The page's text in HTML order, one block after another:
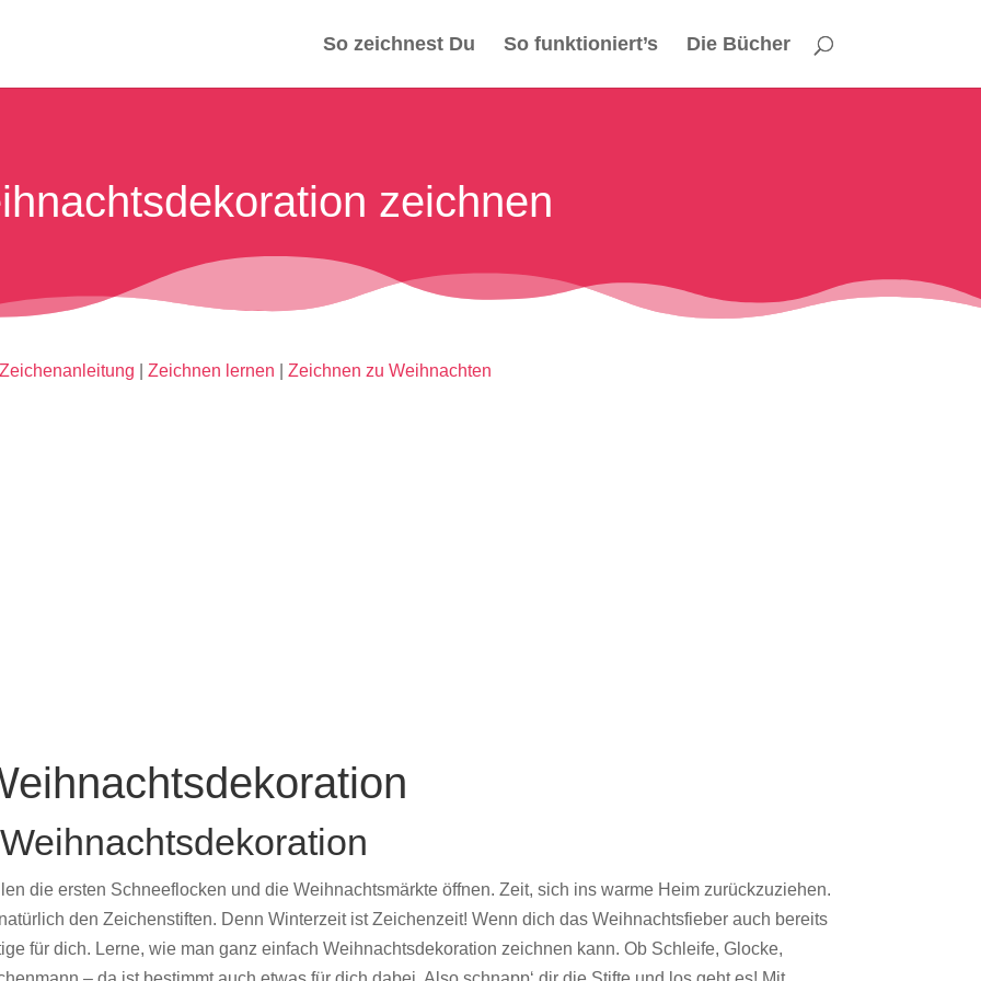
So zeichnest Du So funktioniert’s Die Bücher
zeichnen
Zeichenanleitung Zeichnen lernen Zeichnen zu Weihnachten
die ersten Schneeflocken und die Weihnachtsmärkte öffnen. Zeit, sich ins warme Heim zurückzuziehen.
den Zeichenstiften. Denn Winterzeit ist Zeichenzeit! Wenn dich das Weihnachtsfieber auch bereits
für dich. Lerne, wie man ganz einfach Weihnachtsdekoration zeichnen kann. Ob Schleife, Glocke,